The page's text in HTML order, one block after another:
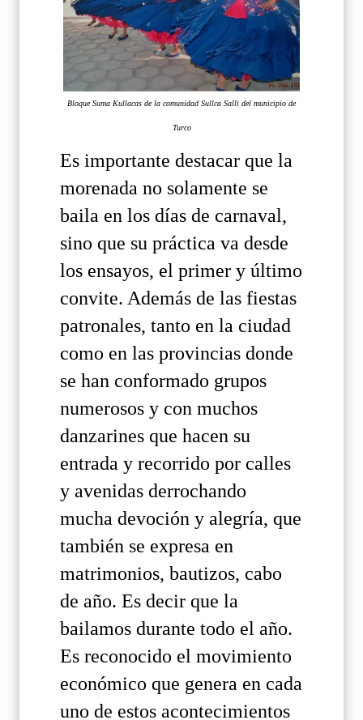
Bloque Suma Kullacas de la comunidad Sullca Salli del municipio de
Turco
Es importante destacar que la
morenada no solamente se
baila en los días de carnaval,
sino que su práctica va desde
los ensayos, el primer y último
convite. Además de las fiestas
patronales, tanto en la ciudad
como en las provincias donde
se han conformado grupos
numerosos y con muchos
danzarines que hacen su
entrada y recorrido por calles
y avenidas derrochando
mucha devoción y alegría, que
también se expresa en
matrimonios, bautizos, cabo
de año. Es decir que la
bailamos durante todo el año.
Es reconocido el movimiento
económico que genera en cada
uno de estos acontecimientos